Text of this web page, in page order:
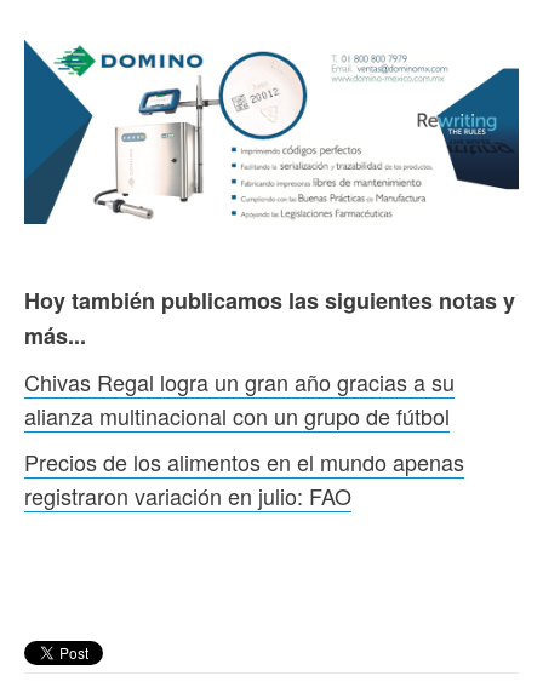
Hoy también publicamos las siguientes notas y
más...
Chivas Regal logra un gran año gracias a su
alianza multinacional con un grupo de fútbol
Precios de los alimentos en el mundo apenas
registraron variación en julio: FAO